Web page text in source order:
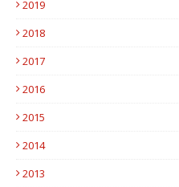
2019
2018
2017
2016
2015
2014
2013